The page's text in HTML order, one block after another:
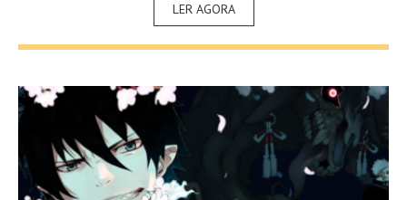
LER AGORA